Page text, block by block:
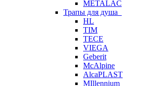
METALAC
Трапы для душа
HL
TIM
TECE
VIEGA
Geberit
McAlpine
AlcaPLAST
MIllennium